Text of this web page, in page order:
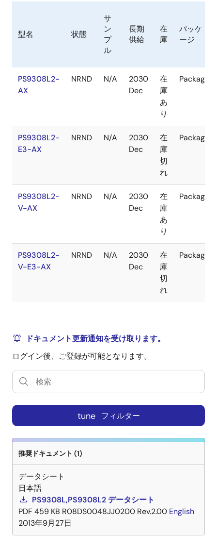
型名 状態
サ
ン
プ
ル
長期
供給
在
庫
パッケ
ージ
PS9308L2-
AX
NRND N/A
2030
Dec
在
庫
あ
り
Package
PS9308L2-
E3-AX
NRND N/A
2030
Dec
在
庫
切
れ
Package
PS9308L2-
V-AX
NRND N/A
2030
Dec
在
庫
あ
り
Package
PS9308L2-
V-E3-AX
NRND N/A
2030
Dec
在
庫
切
れ
Package
ドキュメント更新通知を受け取ります。
ログイン後、ご登録が可能となります。
tune フィルター
推奨ドキュメント (1)
データシート
日本語
PS9308L,PS9308L2 データシート
PDF 459 KB R08DS0048JJ0200 Rev.2.00 English
2013年9月27日